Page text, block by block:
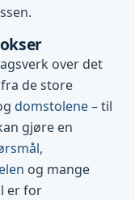
over det
de store
domstolene– til
gjøre en
,
og mange
er for